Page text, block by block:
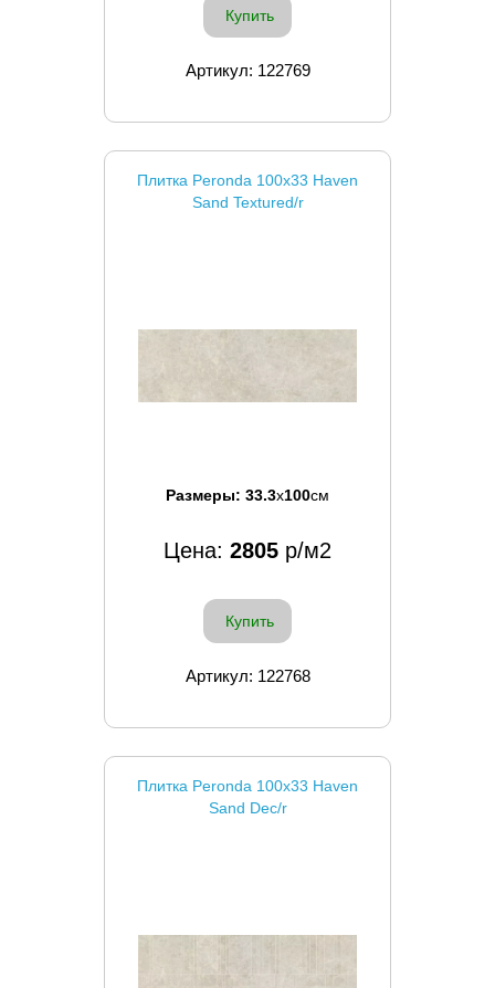
Купить
Артикул: 122769
Плитка Peronda 100x33 Haven
Sand Textured/r
Размеры: 33.3x100см
Цена: 2805 р/м2
Купить
Артикул: 122768
Плитка Peronda 100x33 Haven
Sand Dec/r